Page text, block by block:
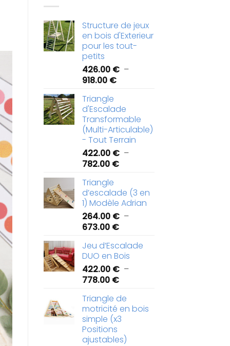
Structure de jeux
en bois d'Exterieur
pour les tout-
petits
426.00 € –
918.00 €Plage
426.00 €
à
918.00 €
Triangle
d'Escalade
Transformable
(Multi-Articulable)
- Tout Terrain
422.00 € –
782.00 €Plage
422.00 €
à
782.00 €
Triangle
d’escalade (3 en
1) Modèle Adrian
264.00 € –
673.00 €Plage
prix :
264.00 €
à
673.00 €
Jeu d’Escalade
DUO en Bois
422.00 € –
778.00 €Plage
prix :
422.00 €
à
778.00 €
Triangle de
motricité en bois
simple (x3
Positions
ajustables)